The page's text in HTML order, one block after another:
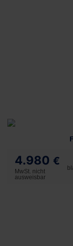
4.980 €
MwSt. nicht
ausweisbar